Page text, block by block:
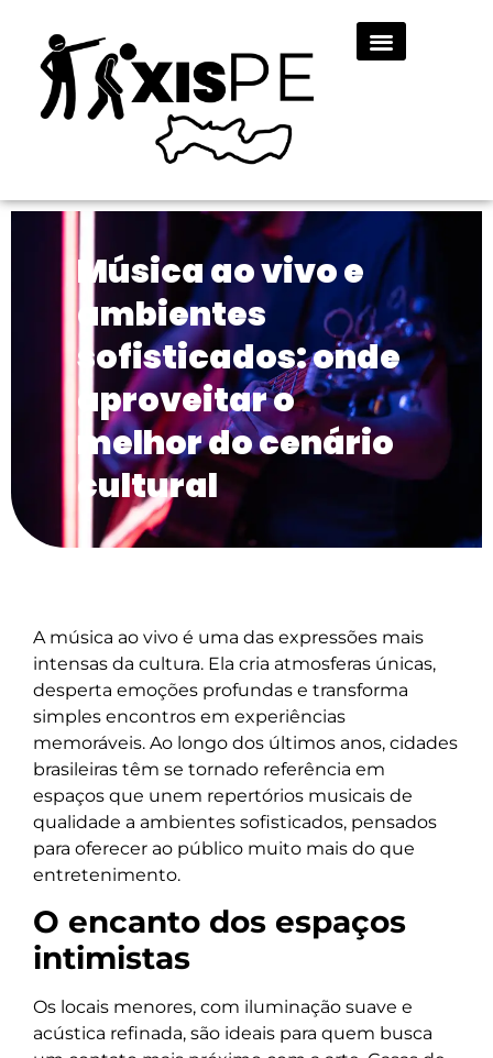
Música ao vivo e
ambientes
sofisticados: onde
aproveitar o
melhor do cenário
cultural
A música ao vivo é uma das expressões mais
intensas da cultura. Ela cria atmosferas únicas,
desperta emoções profundas e transforma
simples encontros em experiências
memoráveis. Ao longo dos últimos anos, cidades
brasileiras têm se tornado referência em
espaços que unem repertórios musicais de
qualidade a ambientes sofisticados, pensados
para oferecer ao público muito mais do que
entretenimento.
O encanto dos espaços
intimistas
Os locais menores, com iluminação suave e
acústica refinada, são ideais para quem busca